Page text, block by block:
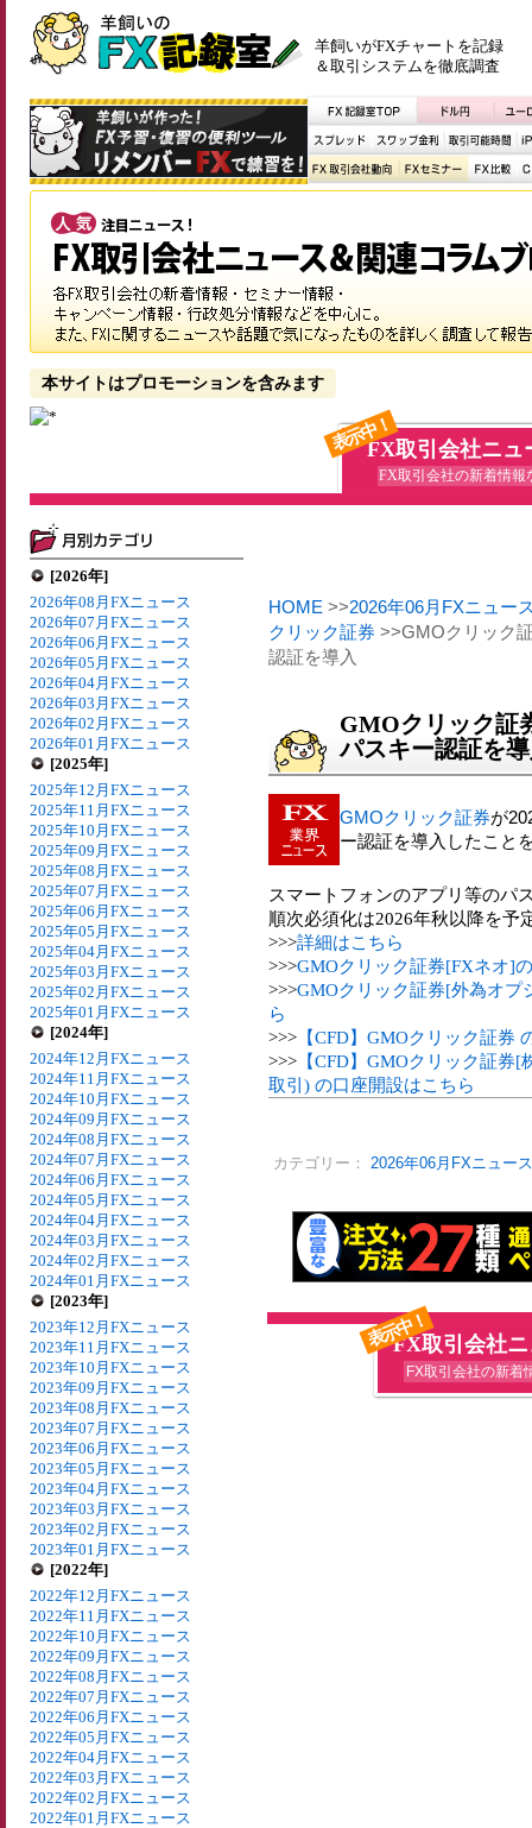
羊飼いがFXチャートを記録
＆取引システムを徹底調査
本サイトはプロモーションを含みます
表示中！FX取引会社ニュ
FX取引会社の新着情報
[2026年]
2026年08月FXニュース
2026年07月FXニュース
2026年06月FXニュース
2026年05月FXニュース
2026年04月FXニュース
2026年03月FXニュース
2026年02月FXニュース
2026年01月FXニュース
[2025年]
2025年12月FXニュース
2025年11月FXニュース
2025年10月FXニュース
2025年09月FXニュース
2025年08月FXニュース
2025年07月FXニュース
2025年06月FXニュース
2025年05月FXニュース
2025年04月FXニュース
2025年03月FXニュース
2025年02月FXニュース
2025年01月FXニュース
[2024年]
2024年12月FXニュース
2024年11月FXニュース
2024年10月FXニュース
2024年09月FXニュース
2024年08月FXニュース
2024年07月FXニュース
2024年06月FXニュース
2024年05月FXニュース
2024年04月FXニュース
2024年03月FXニュース
2024年02月FXニュース
2024年01月FXニュース
[2023年]
2023年12月FXニュース
2023年11月FXニュース
2023年10月FXニュース
2023年09月FXニュース
2023年08月FXニュース
2023年07月FXニュース
2023年06月FXニュース
2023年05月FXニュース
2023年04月FXニュース
2023年03月FXニュース
2023年02月FXニュース
2023年01月FXニュース
[2022年]
2022年12月FXニュース
2022年11月FXニュース
2022年10月FXニュース
2022年09月FXニュース
2022年08月FXニュース
2022年07月FXニュース
2022年06月FXニュース
2022年05月FXニュース
2022年04月FXニュース
2022年03月FXニュース
2022年02月FXニュース
2022年01月FXニュース
HOME >>2026年06月FXニュー
クリック証券 >>GMOクリック
認証を導入
GMOクリック証
パスキー認証を
GMOクリック証券が
ー認証を導入したこと
スマートフォンのアプリ等のパ
順次必須化は2026年秋以降を予
>>>詳細はこちら
>>>GMOクリック証券[FXネオ]
>>>GMOクリック証券[外為オプ
ら
>>> 【CFD】GMOクリック証券
>>> 【CFD】GMOクリック証
取引) の口座開設はこちら
カテゴリー： 2026年06月FXニュース
表示中！
FX取引会社
FX取引会社の新着